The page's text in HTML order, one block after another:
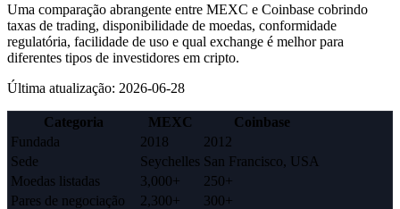
Uma comparação abrangente entre MEXC e Coinbase cobrindo
taxas de trading, disponibilidade de moedas, conformidade
regulatória, facilidade de uso e qual exchange é melhor para
diferentes tipos de investidores em cripto.
Última atualização: 2026-06-28
Categoria MEXC
Coinbase
Fundada
2018
2012
Sede
Seychelles San Francisco, USA
Moedas listadas
3,000+
250+
Pares de negociação
2,300+
300+